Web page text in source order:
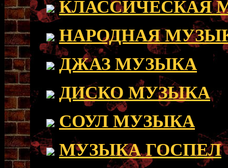
КЛАССИЧЕСКАЯ
НАРОДНАЯ
ДЖАЗ МУЗЫКА
ДИСКО МУЗЫКА
СОУЛ МУЗЫКА
МУЗЫКА ГОСПЕЛ